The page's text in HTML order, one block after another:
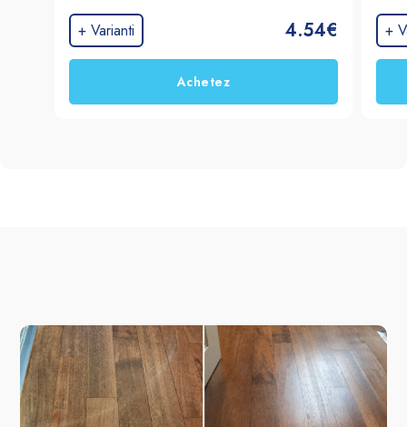
une protection invisible qui les empêche,
assurant un nettoyage et une protection
+ Varianti 4.54€
Achetez
+